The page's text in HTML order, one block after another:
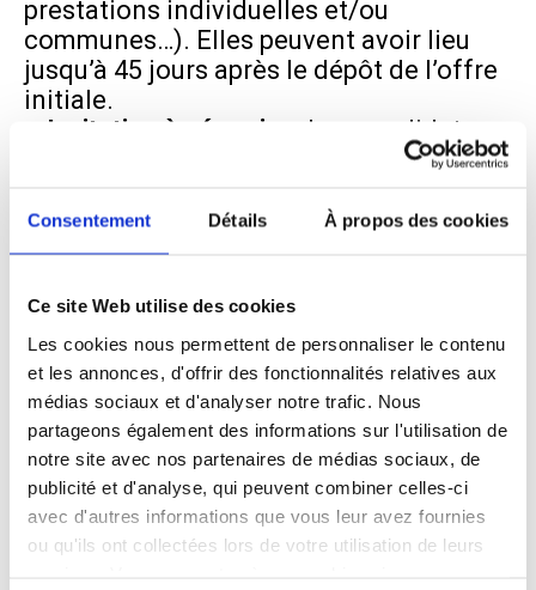
Consentement Détails À propos des cookies
Ce site Web utilise des cookies
Les cookies nous permettent de personnaliser le contenu
et les annonces, d'offrir des fonctionnalités relatives aux
médias sociaux et d'analyser notre trafic. Nous
partageons également des informations sur l'utilisation de
notre site avec nos partenaires de médias sociaux, de
publicité et d'analyse, qui peuvent combiner celles-ci
avec d'autres informations que vous leur avez fournies
ou qu'ils ont collectées lors de votre utilisation de leurs
prestations individuelles et/ou
communes…). Elles peuvent avoir lieu
jusqu’à 45 jours après le dépôt de l’offre
initiale.
– Invitation à négocier
: Les candidats
seront notifiés d’une invitation à
la date du dépôt de l’offre initiale.
L’invitation à négocier est déclenchée
conformité de l’offre.
– Entretien de négociation: Les
entretiens de négociation pourront avoir
lieu dans les 89 jours à partir de la date
du dépôt de l’offre initiale et seront
menés par le responsable du Service
Achats & Relations Fournisseurs,
accompagné de l’équipe d’acheteurs. La
négociation pourra porter sur le volume,